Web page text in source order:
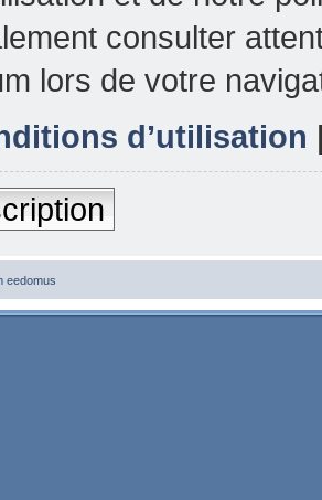
consulter
lors de votre
d’utilisation
eedomus